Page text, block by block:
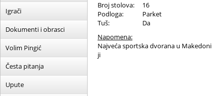
Igrači
Dokumenti i obrasci
Volim Pingić
Česta pitanja
Upute
Broj stolova:
16
Podloga:
Parket
Tuš:
Da
Napomena:
Najveća sportska dvorana u Makedoni
ji